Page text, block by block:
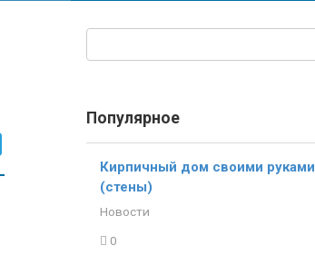
Популярное
Кирпичный дом своими руками
(стены)
Новости
0